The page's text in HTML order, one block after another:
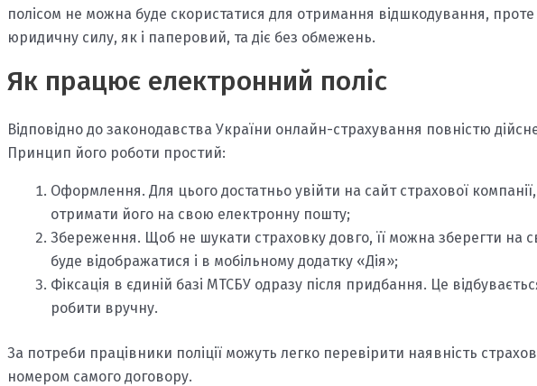
полісом не можна буде скористатися для отримання відшкодування,
юридичну силу, як і паперовий, та діє без обмежень.
Як працює електронний поліс
Відповідно до законодавства України онлайн-страхування повністю
Принцип його роботи простий:
Оформлення. Для цього достатньо увійти на сайт страхової
отримати його на свою електронну пошту;
Збереження. Щоб не шукати страховку довго, її можна зберегти на
буде відображатися і в мобільному додатку «Дія»;
Фіксація в єдиній базі МТСБУ одразу після придбання. Це
робити вручну.
За потреби працівники поліції можуть легко перевірити наявність
номером самого договору.